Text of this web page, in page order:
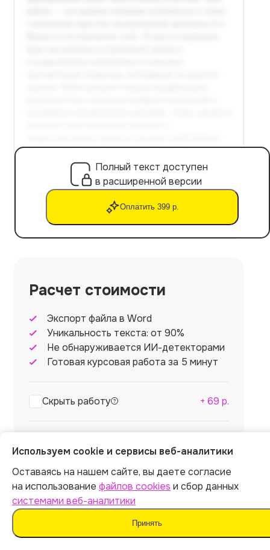
Полный текст доступен
в расширенной версии
Оплатить 399 р.
Расчет стоимости
Экспорт файла в Word
Уникальность текста: от 90%
Не обнаруживается ИИ-детекторами
Готовая курсовая работа за 5 минут
Скрыть работу + 69 р.
399 р.
Оплатить
Используем cookie и сервисы веб-аналитики
Оставаясь на нашем сайте, вы даете согласие
на использование файлов cookies и сбор данных
системами веб-аналитики
Принять